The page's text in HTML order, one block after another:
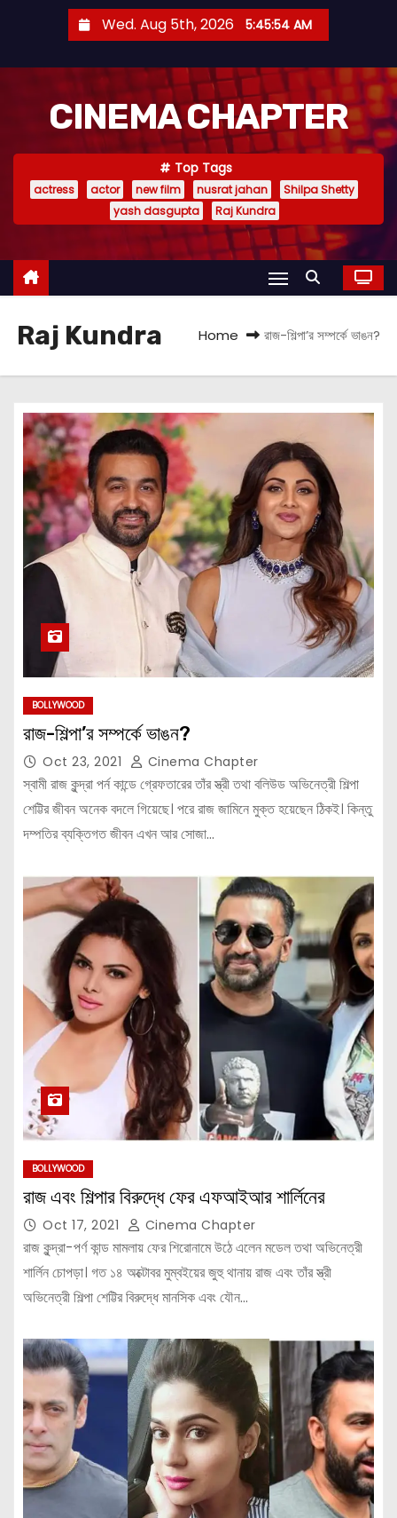
e
Wed. Aug 5th, 2026 5:45:56 AM
CINEMA CHAPTER
Top Tags
actress actor new film nusrat jahan
Shilpa Shetty
yash dasgupta
Raj Kundra
Raj Kundra Home রাজ-শিল্পা’র সম্পর্কে ভাঙন?
BOLLYWOOD
রাজ-শিল্পা’র সম্পর্কে ভাঙন?
Oct 23, 2021 Cinema Chapter
স্বামী রাজ কুন্দ্রা পর্ন কান্ডে গ্রেফতারের তাঁর স্ত্রী তথা বলিউড অভিনেত্রী শিল্পা
শেট্টির জীবন অনেক বদলে গিয়েছে। পরে রাজ জামিনে মুক্ত হয়েছেন ঠিকই। কিন্তু
দম্পতির ব্যক্তিগত জীবন এখন আর সোজা…
BOLLYWOOD
রাজ এবং শিল্পার বিরুদ্ধে ফের এফআইআর শার্লিনের
Oct 17, 2021 Cinema Chapter
রাজ কুন্দ্রা-পর্ণ কান্ড মামলায় ফের শিরোনামে উঠে এলেন মডেল তথা অভিনেত্রী
শার্লিন চোপড়া। গত ১৪ অক্টোবর মুম্বইয়ের জুহু থানায় রাজ এবং তাঁর স্ত্রী
অভিনেত্রী শিল্পা শেট্টির বিরুদ্ধে মানসিক এবং যৌন…